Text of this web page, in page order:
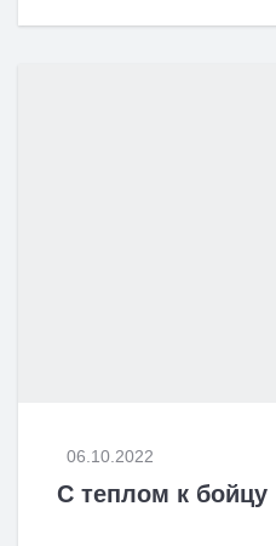
06.10.2022
С теплом к бойцу